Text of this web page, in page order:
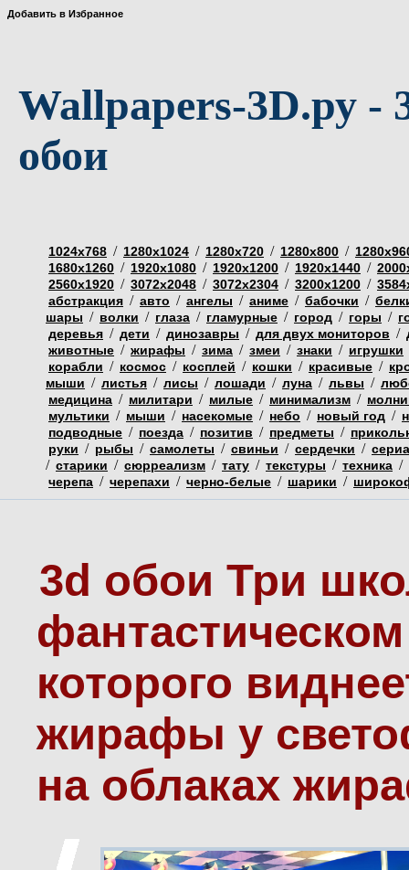
Добавить в Избранное
Wallpapers-3D.ру -
обои
1024х768 / 1280х1024 / 1280х720 / 1280х800 /
1680х1260 / 1920х1080 / 1920х1200 / 1920х1440 /
2560х1920 / 3072х2048 / 3072х2304 / 3200х1200 /
абстракция / авто / ангелы / аниме / бабочки /
шары / волки / глаза / гламурные / город / горы /
деревья / дети / динозавры / для двух мониторов /
животные / жирафы / зима / змеи / знаки / игрушки
корабли / космос / косплей / кошки / красивые /
мыши / листья / лисы / лошади / луна / львы /
медицина / милитари / милые / минимализм /
мультики / мыши / насекомые / небо / новый год /
подводные / поезда / позитив / предметы /
руки / рыбы / самолеты / свиньи / сердечки /
/ старики / сюрреализм / тату / текстуры / техника /
черепа / черепахи / черно-белые / шарики /
3d обои Три
которого
жирафы у
на облаках